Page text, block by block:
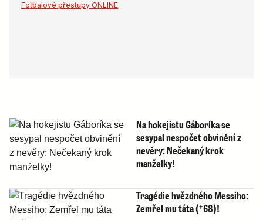
Fotbalové přestupy ONLINE
Na hokejistu Gáboríka se
sesypal nespočet obvinění z
nevěry: Nečekaný krok
manželky!
Tragédie hvězdného Messiho:
Zemřel mu táta (†68)!